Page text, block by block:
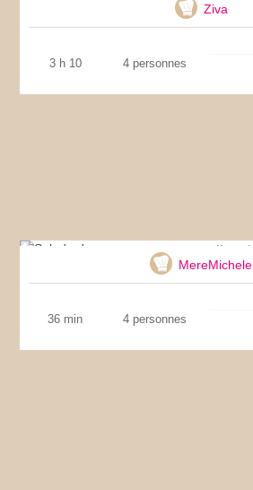
Ziva
3 h 10 4 personnes
MereMichele
36 min 4 personnes